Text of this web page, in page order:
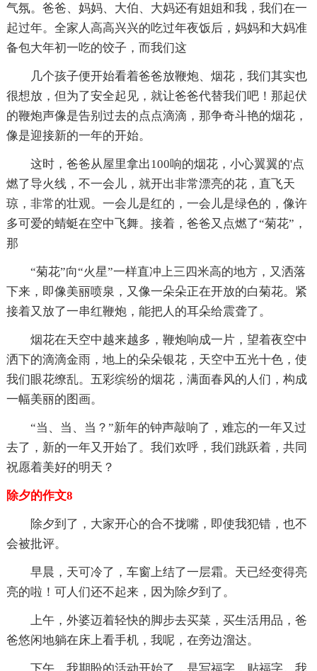
气氛。爸爸、妈妈、大伯、大妈还有姐姐和我，我们在一
起过年。全家人高高兴兴的吃过年夜饭后，妈妈和大妈准
备包大年初一吃的饺子，而我们这
几个孩子便开始看着爸爸放鞭炮、烟花，我们其实也
很想放，但为了安全起见，就让爸爸代替我们吧！那起伏
的鞭炮声像是告别过去的点点滴滴，那争奇斗艳的烟花，
像是迎接新的一年的开始。
这时，爸爸从屋里拿出100响的烟花，小心翼翼的'点
燃了导火线，不一会儿，就开出非常漂亮的花，直飞天
琼，非常的壮观。一会儿是红的，一会儿是绿色的，像许
多可爱的蜻蜓在空中飞舞。接着，爸爸又点燃了“菊花”，
那
“菊花”向“火星”一样直冲上三四米高的地方，又洒落
下来，即像美丽喷泉，又像一朵朵正在开放的白菊花。紧
接着又放了一串红鞭炮，能把人的耳朵给震聋了。
烟花在天空中越来越多，鞭炮响成一片，望着夜空中
洒下的滴滴金雨，地上的朵朵银花，天空中五光十色，使
我们眼花缭乱。五彩缤纷的烟花，满面春风的人们，构成
一幅美丽的图画。
“当、当、当？”新年的钟声敲响了，难忘的一年又过
去了，新的一年又开始了。我们欢呼，我们跳跃着，共同
祝愿着美好的明天？
除夕的作文8
除夕到了，大家开心的合不拢嘴，即使我犯错，也不
会被批评。
早晨，天可冷了，车窗上结了一层霜。天已经变得亮
亮的啦！可人们还不起来，因为除夕到了。
上午，外婆迈着轻快的脚步去买菜，买生活用品，爸
爸悠闲地躺在床上看手机，我呢，在旁边溜达。